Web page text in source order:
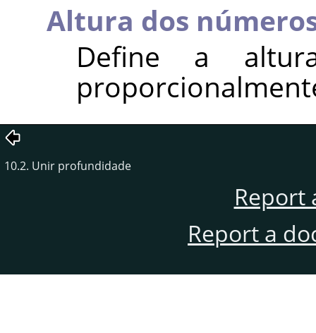
Altura dos
Define a
10.2. Unir profundidade
Report
Report a